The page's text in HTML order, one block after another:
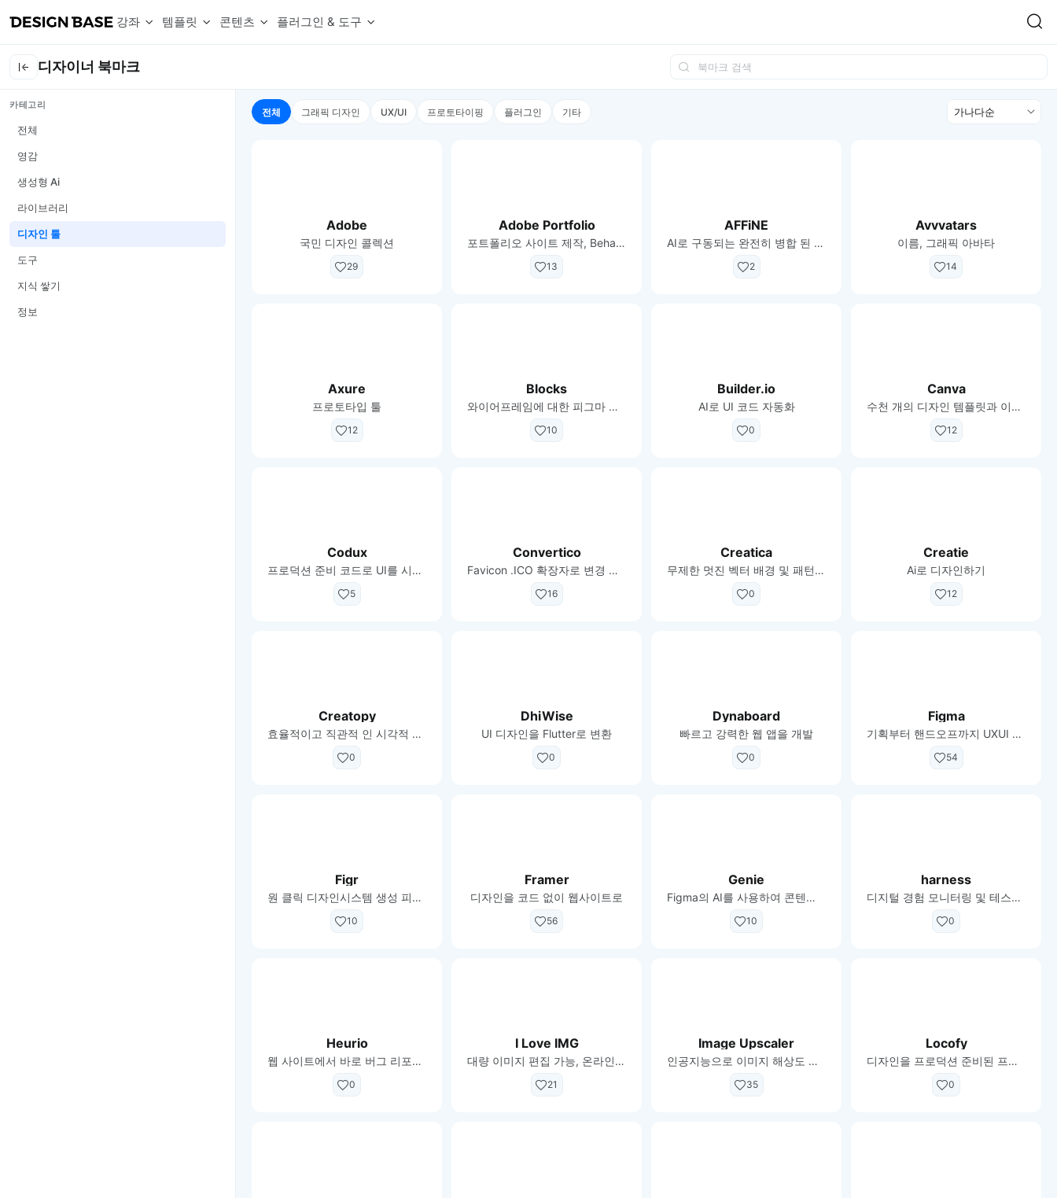
강좌 템플릿
손쉽게 시작하는 웹 UI 디자인 치트키
복붙으로 시작하는 고퀄리티 앱 UI 템플릿
상세페이지 템플릿 A타입
상세페이지 템플릿 B타입
콘텐츠
상업적 사용이 가능한 무료 한글·영문 폰트를 모아보세요. 헷갈리는 디자인 용어를 쉽고 빠르게 확인해보세요.
플러그인 & 도구
디자인 시안에 자연스러운 한글 더미 텍스트를 빠르게 채워보세요.
프로필, 리뷰, 카드 UI에 사용할 얼굴 더미 이미지를 생성해보세요.
반응형 웹 디자인에 필요한 컬럼, 거터, 마진 값을 계산해보세요.
팔레트 비주얼라이저
컬러 팔레트를 시각적으로 미리 보고 조합감을 확인해보세요.
이모지를 빠르게 검색해보세요.
다양한 차트를 쉽고 빠르게 만들 수 있는 데이터 시각화 라이브러리
디자이너 북마크
카테고리
전체
영감
생성형 Ai
라이브러리
디자인 툴
도구
지식 쌓기
정보
전체 그래픽 디자인 UX/UI 프로토타이핑 플러그인 기타
정
Adobe
국민 디자인 콜렉션
29
Adobe Portfolio
포트폴리오 사이트 제작, Behance 연동
13
AFFiNE
AI로 구동되는 완전히 병합 된 문서, 화이트 보드 및 데이터베이스가있는 작업 공간
2
Avvvatars
이름, 그래픽 아바타
14
Axure
프로토타입 툴
12
Blocks
와이어프레임에 대한 피그마 플러그인
10
Builder.io
AI로 UI 코드 자동화
0
Canva
수천 개의 디자인 템플릿과 이미지로 몇 분 안에 모든 것을 디자인하기
12
Codux
프로덕션 준비 코드로 UI를 시각적으로 구축
5
Convertico
Favicon .ICO 확장자로 변경 가능
16
Creatica
무제한 멋진 벡터 배경 및 패턴을 만듭니다.
0
Creatie
Ai로 디자인하기
12
Creatopy
효율적이고 직관적 인 시각적 제작 플랫폼.
0
DhiWise
UI 디자인을 Flutter로 변환
0
Dynaboard
빠르고 강력한 웹 앱을 개발
0
Figma
기획부터 핸드오프까지 UXUI 필수 툴
54
Figr
원 클릭 디자인시스템 생성 피그마 플러그인
10
Framer
디자인을 코드 없이 웹사이트로
56
Genie
Figma의 AI를 사용하여 콘텐츠 생성 프로세스 간소화
10
harness
디지털 경험 모니터링 및 테스트 플랫폼
0
Heurio
웹 사이트에서 바로 버그 리포트 작성하는 크롬 확장 프로그램
0
I Love IMG
대량 이미지 편집 가능, 온라인 포토 에디터
21
Image Upscaler
인공지능으로 이미지 해상도 높이기
35
Locofy
디자인을 프로덕션 준비된 프론트 엔드 코드로 전환
0